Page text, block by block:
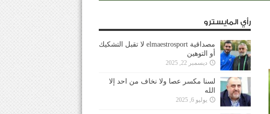
رأي المايسترو
مصداقية elmaestrosport لا تقبل التشكيك
أو التوهين
ديسمبر 22, 2025
لسنا مكسر عصا ولا نخاف من احد إلا
الله
يوليو 6, 2025